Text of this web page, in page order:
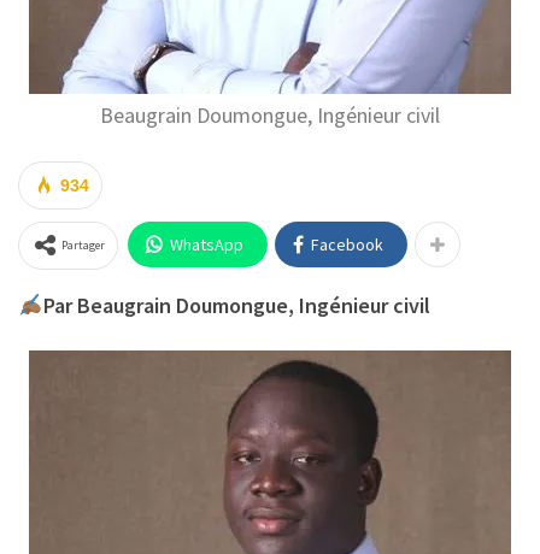
Beaugrain Doumongue, Ingénieur civil
934
Partager WhatsApp Facebook
Par Beaugrain Doumongue, Ingénieur civil